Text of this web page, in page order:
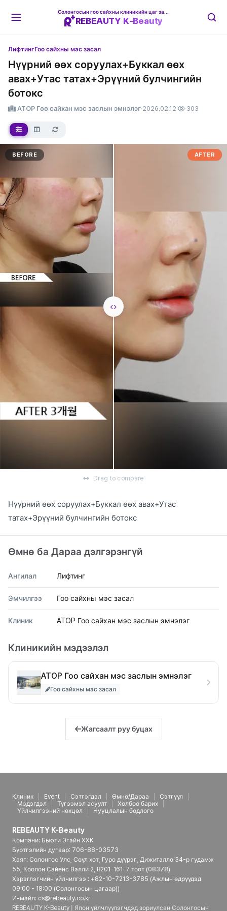
REBEAUTY K-Beauty
ЛифтингГоо сайхны мэс засал
Нүүрний өөх соруулах+Буккал өөх
авах+Утас татах+Эрүүний булчингийн
ботокс
ATOP Гоо сайхан мэс заслын эмнэлэг·2026.02.12· 303
AFTER
BEFORE
Drag to compare
Нүүрний өөх соруулах+Буккал өөх авах+Утас
татах+Эрүүний булчингийн ботокс
Өмнө ба Дараа дэлгэрэнгүй
Ангилал Лифтинг
Эмчилгээ Гоо сайхны мэс засал
Клиник ATOP Гоо сайхан мэс заслын эмнэлэг
Клиникийн мэдээлэл
ATOP Гоо сайхан мэс заслын эмнэлэг
Гоо сайхны мэс засал
Жагсаалт руу буцах
Клиник Event Сэтгэгдэл Өмнө/Дараа
Сэтгүүл
Мэдэгдэл
Түгээмэл асуулт
Холбоо барих
Үйлчилгээний нөхцөл
Нууцлалын бодлого
REBEAUTY K-Beauty
Компани: Бьюти Эгэйн ХХК
Бүртгэлийн дугаар: 706-88-03573
Хаяг: Солонгос Улс, Сөүл хот, Гуро дүүрэг, Дижиталло 34-р гудамж
55, Коолон Сайенс Вэлли 2, B201-161-7 тоот (08378)
Хэрэглэгчийн үйлчилгээ : +82-10-7213-3785 (Ажлын өдрүүдэд
09:00 - 18:00 (Солонгосын цагаар))
И-мэйл: cs@rebeauty.co.kr
REBEAUTY K-Beauty | Япон үйлчлүүлэгчдэд зориулсан Солонгосын